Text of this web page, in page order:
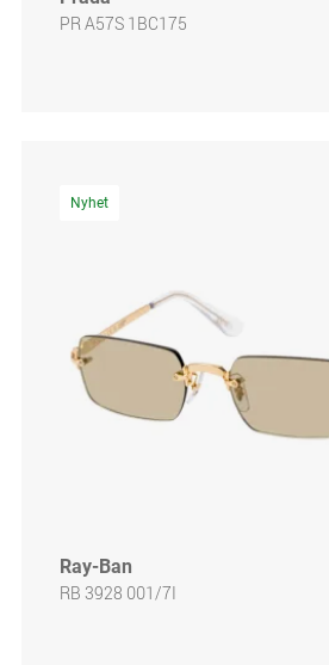
PR A57S 1BC175
Nyhet
Ray-Ban
RB 3928 001/7I